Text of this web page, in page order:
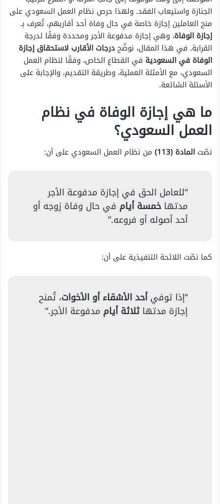
الجنازة واستيعاب الفقد. ولهذا حرص نظام العمل السعودي على
منح العاملين إجازة خاصة في حال وفاة أحد أقاربهم، تُعرف بـ
إجازة الوفاة، وهي إجازة مدفوعة الأجر ومحددة وفقًا لدرجة
القرابة. في هذا المقال، نوضّحدرجات الأقارب لاستحقاق إجازة
الوفاة في السعودية في القطاع الخاص، وفقًا لنظام العمل
السعودي، مع الأمثلة العملية، وطريقة التقديم، والإجابة على
الأسئلة الشائعة.
ما هي إجازة الوفاة في نظام
العمل السعودي؟
نصّت المادة (113) من نظام العمل السعودي على أن:
“للعامل الحق في إجازة مدفوعة الأجر
مدتها خمسة أيام في حال وفاة زوجه أو
أحد أصوله أو فروعه.”
كما نصّت اللائحة التنفيذية على أن:
“إذا توفيأحد الأشقاء أو الأخوات، تُمنح
إجازة مدتهاثلاثة أيام مدفوعة الأجر.”